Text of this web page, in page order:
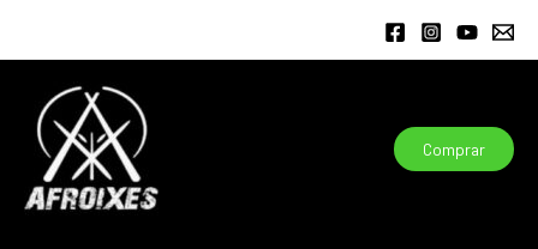
contenido
Comprar